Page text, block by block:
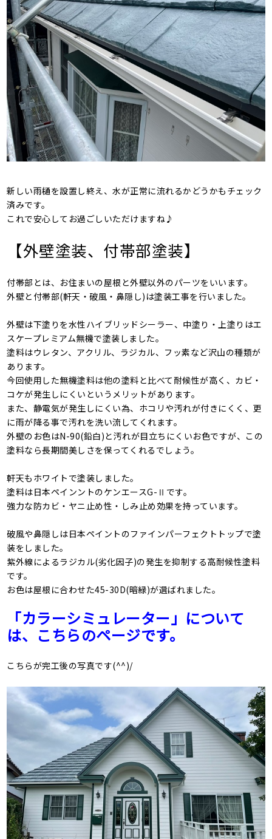
新しい雨樋を設置し終え、水が正常に流れるかどうかもチェック
済みです。
これで安心してお過ごしいただけますね♪
【外壁塗装、付帯部塗装】
付帯部とは、お住まいの屋根と外壁以外のパーツをいいます。
外壁と付帯部(軒天・破風・鼻隠し)は塗装工事を行いました。
外壁は下塗りを水性ハイブリッドシーラー、中塗り・上塗りはエ
スケープレミアム無機で塗装しました。
塗料はウレタン、アクリル、ラジカル、フッ素など沢山の種類が
あります。
今回使用した無機塗料は他の塗料と比べて耐候性が高く、カビ・
コケが発生しにくいというメリットがあります。
また、静電気が発生しにくい為、ホコリや汚れが付きにくく、更
に雨が降る事で汚れを洗い流してくれます。
外壁のお色はN-90(鉛白)と汚れが目立ちにくいお色ですが、この
塗料なら長期間美しさを保ってくれるでしょう。
軒天もホワイトで塗装しました。
塗料は日本ペインントのケンエースG-Ⅱです。
強力な防カビ・ヤニ止め性・しみ止め効果を持っています。
破風や鼻隠しは日本ペイントのファインパーフェクトトップで塗
装をしました。
紫外線によるラジカル(劣化因子)の発生を抑制する高耐候性塗料
です。
お色は屋根に合わせた45-30D(暗緑)が選ばれました。
「カラーシミュレーター」について
は、こちらのページです。
こちらが完工後の写真です(^^)/